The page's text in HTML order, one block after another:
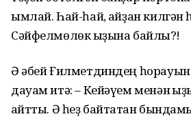
ымлай. Һай-һай, ҡайҙан килгəн
Сəйфелмɵлɵк ҡыҙына байлыҡ?!
Ə əбей Ғилметдиндең
дауам итə: – Кейəүем менəн
ҡайтты. Ə һеҙ байтаҡтан